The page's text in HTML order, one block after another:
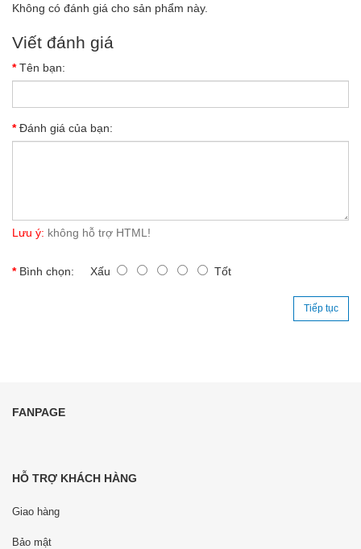
Không có đánh giá cho sản phẩm này.
Viết đánh giá
Tên bạn:
Đánh giá của bạn:
Lưu ý: không hỗ trợ HTML!
Bình chọn: Xấu Tốt
Tiếp tục
FANPAGE
HỖ TRỢ KHÁCH HÀNG
Giao hàng
Bảo mật